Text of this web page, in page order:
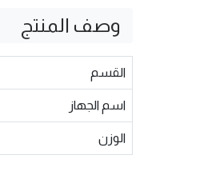
وصف المنتج
القسم
اسم الجهاز
الوزن